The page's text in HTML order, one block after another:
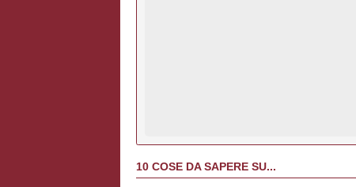
10 COSE DA SAPERE SU...